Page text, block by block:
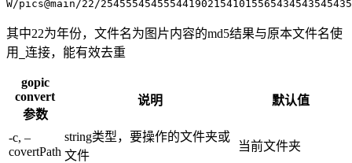
W/pics@main/22/
其中22为年份，文件名为图片内容的md5结果与原本文件名使
用
连接，能有效去重
gopic
convert
参数
说明 默认值
-c, –
covertPath
string类型，要操作的文件夹或
文件
当前文件夹